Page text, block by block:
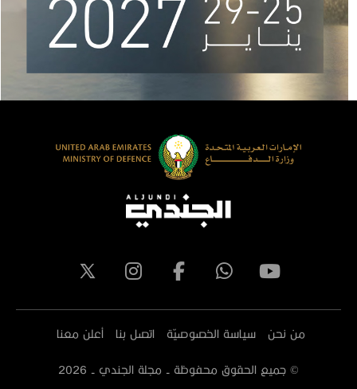
من نحن سياسة الخصوصيّة اتصل بنا أعلن معنا
© جميع الحقوق محفوظة - مجلة الجندي - 2026